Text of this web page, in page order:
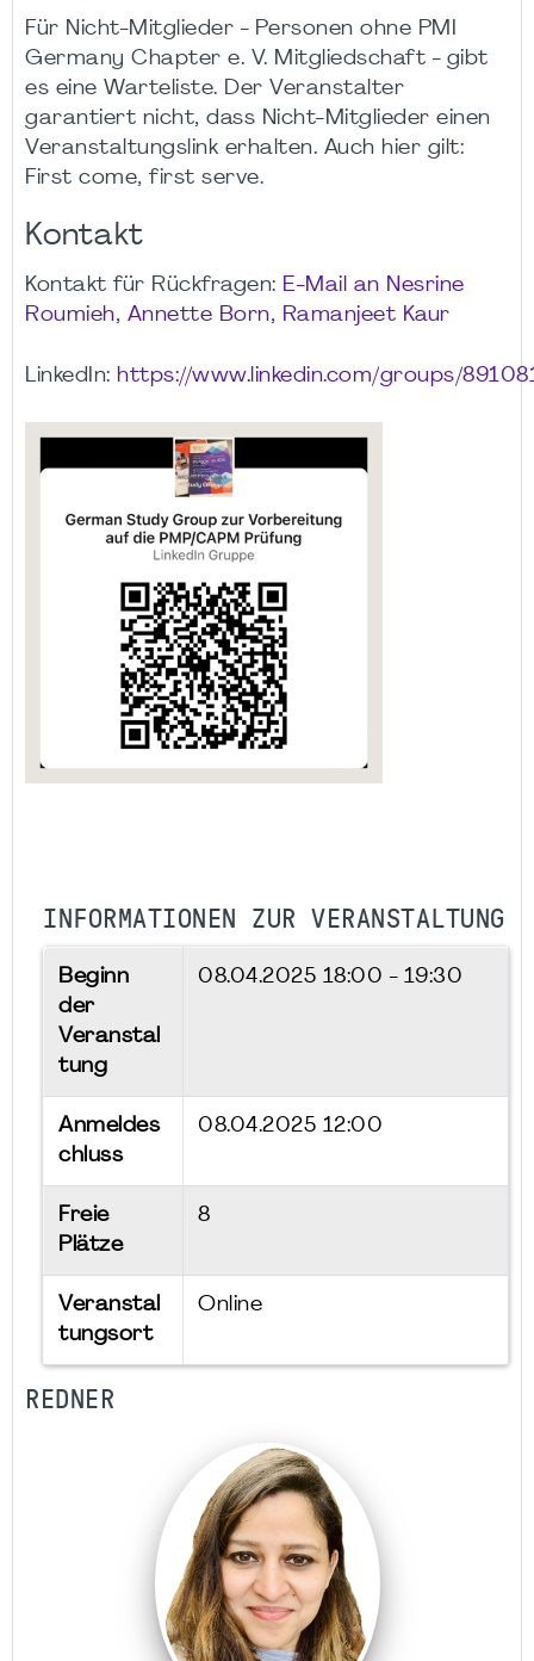
Für Nicht-Mitglieder - Personen ohne PMI
Germany Chapter e. V. Mitgliedschaft - gibt
es eine Warteliste. Der Veranstalter
garantiert nicht, dass Nicht-Mitglieder einen
Veranstaltungslink erhalten. Auch hier gilt:
First come, first serve.
Kontakt
Kontakt für Rückfragen: E-Mail an Nesrine
Roumieh, Annette Born, Ramanjeet Kaur
LinkedIn: https://www.linkedin.com/groups/
INFORMATIONEN ZUR VERANSTALTUNG
Beginn
der
Veranstal
tung
08.04.2025 18:00 - 19:30
Anmeldes
chluss
08.04.2025 12:00
Freie
Plätze
8
Veranstal
tungsort
Online
REDNER